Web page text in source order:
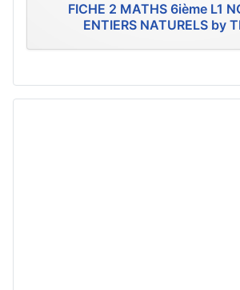
FICHE 2 MATHS 6ième L1
ENTIERS NATURELS by